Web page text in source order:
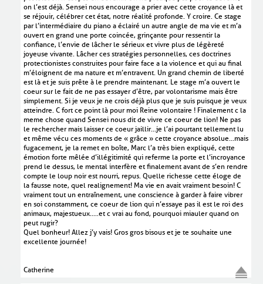
on l’est déjà. Sensei nous encourage a prier avec cette croyance là et
se réjouir, célébrer cet état, notre réalité profonde. Y croire. Ce stage
par l’intermédiaire du piano a éclairé un autre angle de ma vie et m’a
ouvert en grand une porte coincée, grinçante pour ressentir la
confiance, l’envie de lâcher le sérieux et vivre plus de légèreté
joyeuse vivante. Lâcher ces stratégies personnelles, ces doctrines
protectionistes construites pour faire face a la violence et qui au final
m’éloignent de ma nature et m’entravent. Un grand chemin de liberté
est là et je suis prête à le prendre maintenant. Le stage m’a ouvert le
coeur sur le fait de ne pas essayer d’être, par volontarisme mais être
simplement. Si je veux je ne crois déjà plus que je suis puisque je veux
atteindre. C fort ce point là pour moi Reine volontaire ! Finalement c la
meme chose quand Sensei nous dit de vivre ce coeur de lion! Ne pas
le rechercher mais laisser ce coeur jaillir...je l’ai pourtant tellement lu
et même vécu ces moments de « grâce » cette croyance absolue...mais
fugacement, je la remet en boîte, Marc l’a très bien expliqué, cette
émotion forte mêlée d’illégitimité qui referme la porte et l’incroyance
prend le dessus, le mental interfère et finalement avant de s’en rendre
compte le loup noir est nourri, repus. Quelle richesse cette éloge de
la fausse note, quel realignement! Ma vie en avait vraiment besoin! C
vraiment tout un entraînement, une conscience à garder à faire vibrer
en soi constamment, ce coeur de lion qui n’essaye pas il est le roi des
animaux, majestueux.....et c vrai au fond, pourquoi miauler quand on
peut rugir?
Quel bonheur! Allez j’y vais! Gros gros bisous et je te souhaite une
excellente journée!
Catherine